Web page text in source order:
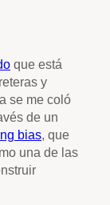
que está
y
se me coló
de un
bias, que
una de las